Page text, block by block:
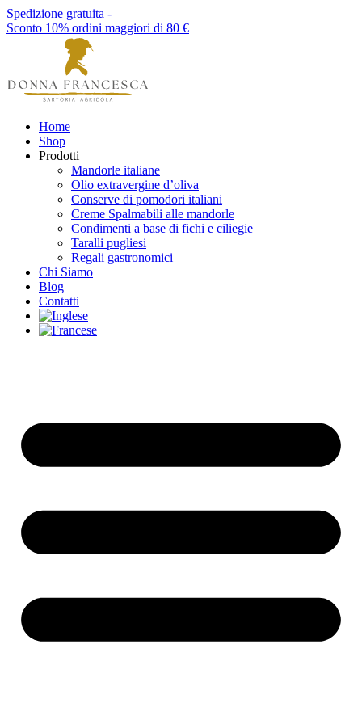
Spedizione gratuita -
Sconto 10% ordini maggiori di 80 €
Home
Shop
Prodotti
Mandorle italiane
Olio extravergine d’oliva
Conserve di pomodori italiani
Creme Spalmabili alle mandorle
Condimenti a base di fichi e ciliegie
Taralli pugliesi
Regali gastronomici
Chi Siamo
Blog
Contatti